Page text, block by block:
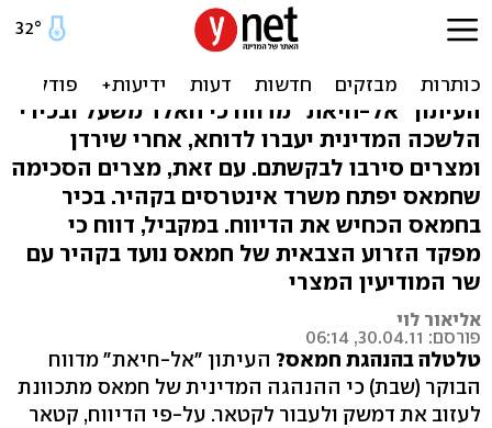
דיווח: הנהגת חמאס עוזבת
את דמשק לקטאר
העיתון "אל-חיאת" מדווח כי חאלד משעל ובכירי
הלשכה המדינית יעברו לדוחא, אחרי שירדן
ומצרים סירבו לבקשתם. עם זאת, מצרים הסכימה
שחמאס יפתח משרד אינטרסים בקהיר. בכיר
בחמאס הכחיש את הדיווח. במקביל, דווח כי
מפקד הזרוע הצבאית של חמאס נועד בקהיר עם
שר המודיעין המצרי
אליאור לוי
פורסם: 30.04.11, 06:14
טלטלה בהנהגת חמאס? העיתון "אל-חיאת" מדווח
הבוקר (שבת) כי ההנהגה המדינית של חמאס מתכוונת
לעזוב את דמשק ולעבור לקטאר. על-פי הדיווח, קטאר